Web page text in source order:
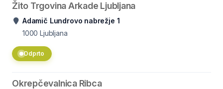
Žito Trgovina Arkade Ljubljana
Adamič Lundrovo nabrežje 1
1000 Ljubljana
Odprto
Okrepčevalnica Ribca